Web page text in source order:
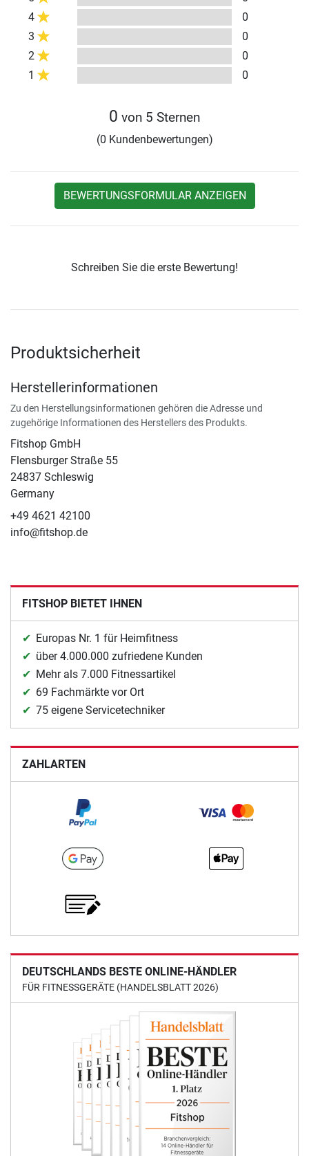
4
0
3
0
2
0
1
0
0 von 5 Sternen
(0 Kundenbewertungen)
BEWERTUNGSFORMULAR ANZEIGEN
Schreiben Sie die erste Bewertung!
Produktsicherheit
Herstellerinformationen
Zu den Herstellungsinformationen gehören die Adresse und
zugehörige Informationen des Herstellers des Produkts.
Fitshop GmbH
Flensburger Straße 55
24837 Schleswig
Germany
+49 4621 42100
info@fitshop.de
FITSHOP BIETET IHNEN
Europas Nr. 1 für Heimfitness
über 4.000.000 zufriedene Kunden
Mehr als 7.000 Fitnessartikel
69 Fachmärkte vor Ort
75 eigene Servicetechniker
ZAHLARTEN
DEUTSCHLANDS BESTE ONLINE-HÄNDLER
FÜR FITNESSGERÄTE (HANDELSBLATT 2026)